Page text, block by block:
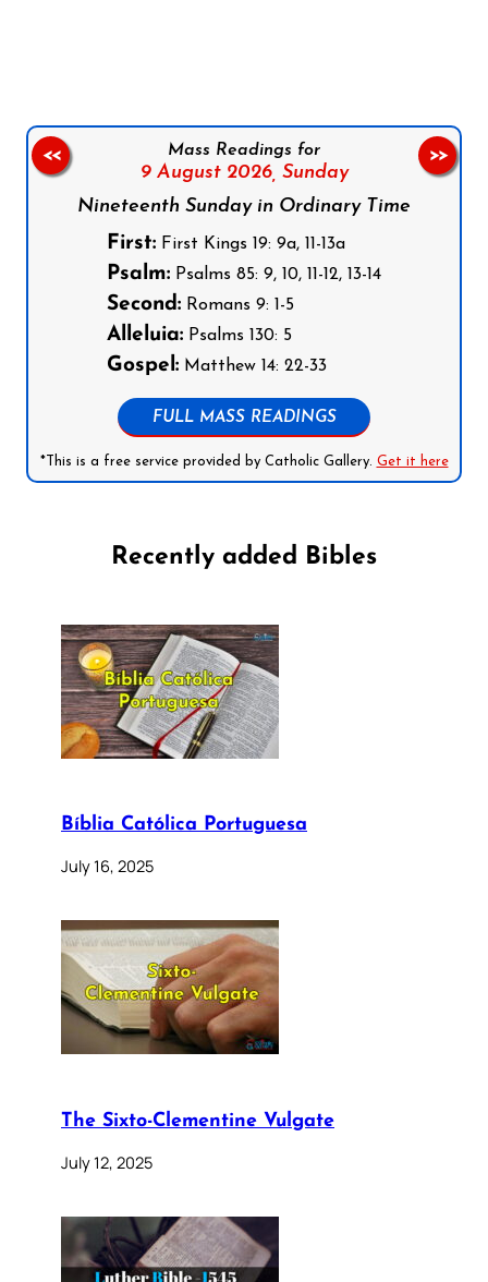
Mass Readings for
9 August 2026, Sunday
Nineteenth Sunday in Ordinary Time
First: First Kings 19: 9a, 11-13a
Psalm: Psalms 85: 9, 10, 11-12, 13-14
Second: Romans 9: 1-5
Alleluia: Psalms 130: 5
Gospel: Matthew 14: 22-33
FULL MASS READINGS
*This is a free service provided by Catholic Gallery. Get it here
<< >>
Recently added Bibles
Bíblia Católica Portuguesa
July 16, 2025
The Sixto-Clementine Vulgate
July 12, 2025